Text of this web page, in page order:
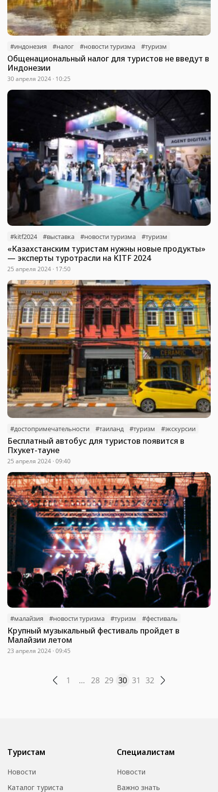
#индонезия #налог #новости туризма #туризм
Общенациональный налог для туристов не введут в
Индонезии
30 апреля 2024 · 10:25
#kitf2024 #выставка #новости туризма #туризм
«Казахстанским туристам нужны новые продукты»
— эксперты туротрасли на KITF 2024
25 апреля 2024 · 17:50
#достопримечательности #таиланд #туризм #экскурсии
Бесплатный автобус для туристов появится в
Пхукет-тауне
25 апреля 2024 · 09:40
#малайзия #новости туризма #туризм #фестиваль
Крупный музыкальный фестиваль пройдет в
Малайзии летом
23 апреля 2024 · 09:45
1 … 28 29 30 31 32
Туристам
Новости
Каталог туриста
Специалистам
Новости
Важно знать